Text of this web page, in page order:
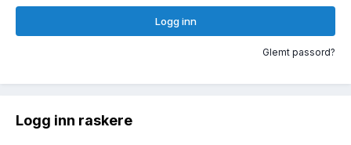
Logg inn
Glemt passord?
Logg inn raskere